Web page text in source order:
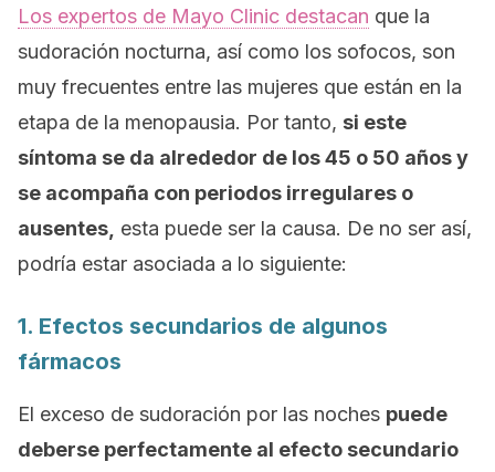
Los expertos de Mayo Clinic destacan que la
sudoración nocturna, así como los sofocos, son
muy frecuentes entre las mujeres que están en la
etapa de la menopausia. Por tanto, si este
síntoma se da alrededor de los 45 o 50 años y
se acompaña con periodos irregulares o
ausentes, esta puede ser la causa. De no ser así,
podría estar asociada a lo siguiente:
1. Efectos secundarios de algunos
fármacos
El exceso de sudoración por las noches puede
deberse perfectamente al efecto secundario